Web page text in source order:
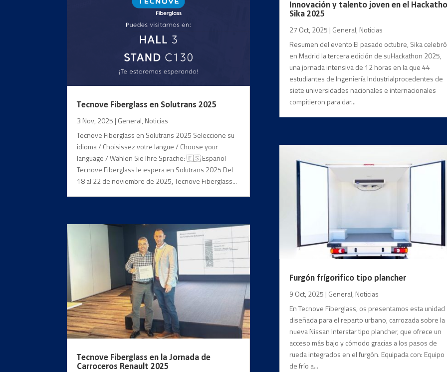
Tecnove Fiberglass en Solutrans 2025
3 Nov, 2025 | General, Noticias
Tecnove Fiberglass en Solutrans 2025 Seleccione su
idioma / Choisissez votre langue / Choose your
language / Wählen Sie Ihre Sprache: 🇪🇸 Español
Tecnove Fiberglass le espera en Solutrans 2025 Del
18 al 22 de noviembre de 2025, Tecnove Fiberglass...
Tecnove Fiberglass en la Jornada de
Carroceros Renault 2025
Innovación y talento joven en el
Sika 2025
27 Oct, 2025 | General, Noticias
Resumen del evento El pasado octubre, Sika celebró
en Madrid la tercera edición de suHackathon 2025,
una jornada intensiva de 12 horas en la que 44
estudiantes de Ingeniería Industrialprocedentes de
siete universidades nacionales e internacionales
compitieron para dar...
Furgón frígorifico tipo plancher
9 Oct, 2025 | General, Noticias
En Tecnove Fiberglass, os presentamos esta unidad
diseñada para el reparto urbano, carrozada sobre la
nueva Nissan Interstar tipo plancher, que ofrece un
acceso más bajo y cómodo gracias a los pasos de
rueda integrados en el furgón. Equipada con: Equipo
de frío a...